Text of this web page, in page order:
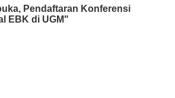
Pendaftaran Konferensi
EBK di UGM"